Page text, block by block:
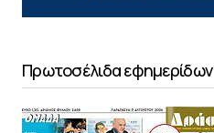
Πρωτοσέλιδα εφημερίδων